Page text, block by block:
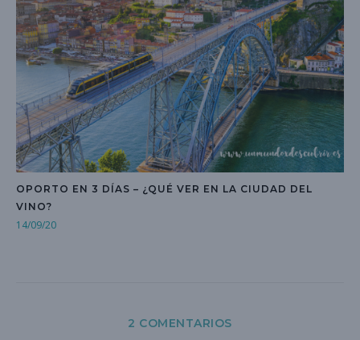
OPORTO EN 3 DÍAS – ¿QUÉ VER EN LA CIUDAD DEL
VINO?
14/09/20
2 COMENTARIOS